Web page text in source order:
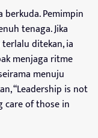
Pemimpin
tenaga. Jika
ditekan, ia
menjaga ritme
menuju
“Leadership is not
care of those in